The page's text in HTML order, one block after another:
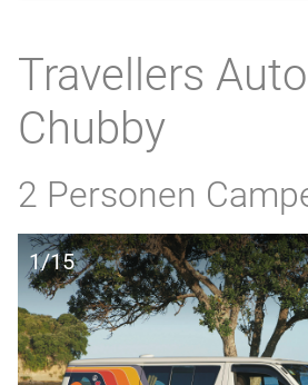
Travellers
Chubby
2 Personen
1/15